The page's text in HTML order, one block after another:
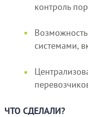
контроль
системами,
ЧТО СДЕЛАЛИ?